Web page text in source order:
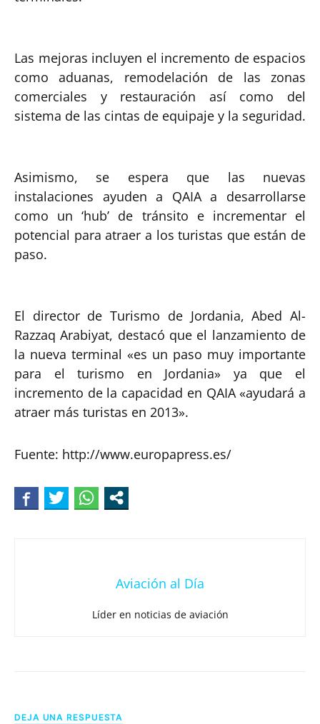
Las mejoras incluyen el incremento de espacios
como aduanas, remodelación de las zonas
comerciales y restauración así como del
sistema de las cintas de equipaje y la seguridad.
Asimismo, se espera que las nuevas
instalaciones ayuden a QAIA a desarrollarse
como un ‘hub’ de tránsito e incrementar el
potencial para atraer a los turistas que están de
paso.
El director de Turismo de Jordania, Abed Al-
Razzaq Arabiyat, destacó que el lanzamiento de
la nueva terminal «es un paso muy importante
para el turismo en Jordania» ya que el
incremento de la capacidad en QAIA «ayudará a
atraer más turistas en 2013».
Fuente: http://www.europapress.es/
Aviación al Día
Líder en noticias de aviación
DEJA UNA RESPUESTA